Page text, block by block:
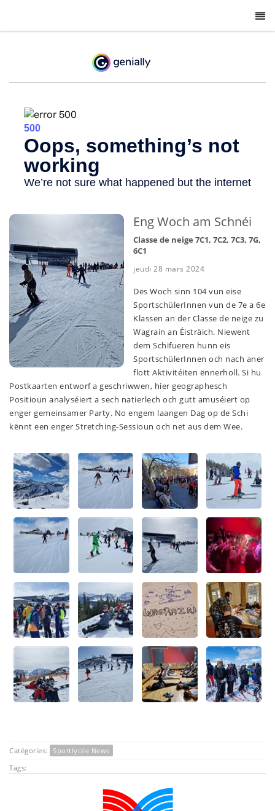
Eng Woch am Schnéi
Classe de neige 7C1, 7C2, 7C3, 7G,
6C1
jeudi 28 mars 2024
Dës Woch sinn 104 vun eise
SportschülerInnen vun de 7e a 6e
Klassen an der Classe de neige zu
Wagrain an Éisträich. Niewent
dem Schifueren hunn eis
SportschülerInnen och nach aner
flott Aktivitéiten ënnerholl. Si hu
Postkaarten entworf a geschriwwen, hier geographesch
Positioun analyséiert a sech natierlech och gutt amuséiert op
enger gemeinsamer Party. No engem laangen Dag op de Schi
kënnt een enger Stretching-Sessioun och net aus dem Wee.
Catégories:
Sportlycée News
Tags: